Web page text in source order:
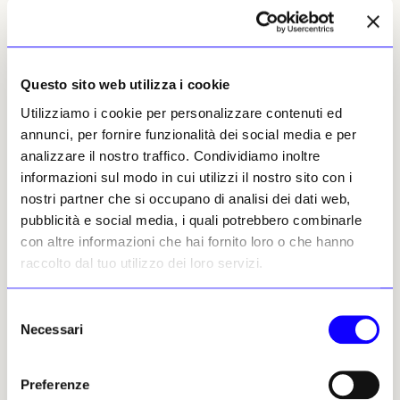
Questo sito web utilizza i cookie
Utilizziamo i cookie per personalizzare contenuti ed
annunci, per fornire funzionalità dei social media e per
analizzare il nostro traffico. Condividiamo inoltre
informazioni sul modo in cui utilizzi il nostro sito con i
nostri partner che si occupano di analisi dei dati web,
pubblicità e social media, i quali potrebbero combinarle
con altre informazioni che hai fornito loro o che hanno
raccolto dal tuo utilizzo dei loro servizi.
delNecessari
Preferenze
2026 | © Riproduzione
Roberto Mercuzio
Leggi i suoi articoli
Altri articoli dell'autore